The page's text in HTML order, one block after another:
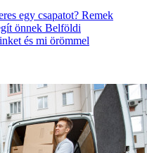
egy csapatot? Remek
önnek Belföldi
és mi örömmel